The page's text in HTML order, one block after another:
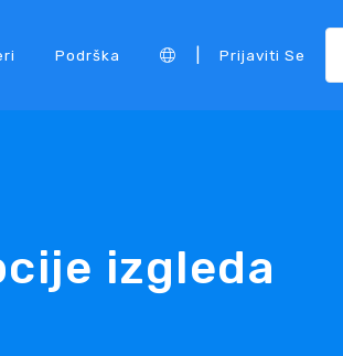
Podrška Prijaviti Se
izgleda